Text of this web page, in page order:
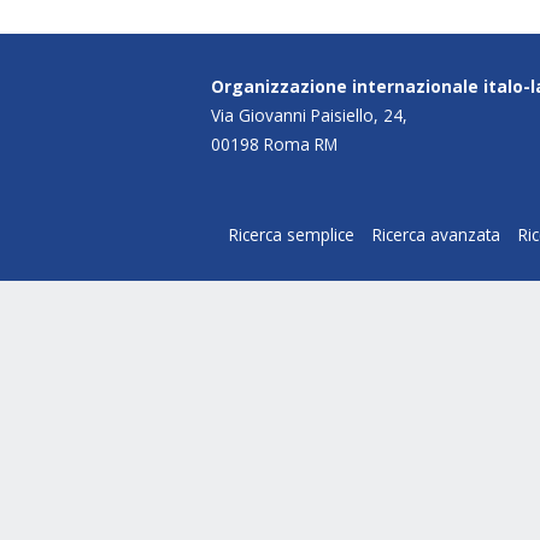
Organizzazione internazionale italo-
Via Giovanni Paisiello, 24,
00198 Roma RM
Ricerca semplice Ricerca avanzata